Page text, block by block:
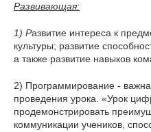
Развивающая:
1) Развитие интереса к
культуры; развитие
а также развитие навыков
2) Программирование -
проведения урока. «Урок
продемонстрировать
коммуникации учеников,